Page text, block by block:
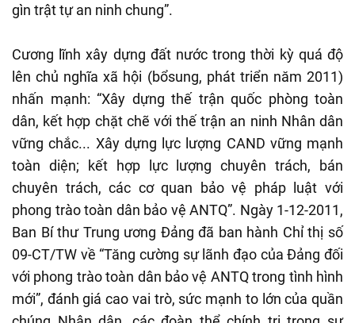
gìn trật tự an ninh chung”.
Cương lĩnh xây dựng đất nước trong thời kỳ quá độ
lên chủ nghĩa xã hội (bổsung, phát triển năm 2011)
nhấn mạnh: “Xây dựng thế trận quốc phòng toàn
dân, kết hợp chặt chẽ với thế trận an ninh Nhân dân
vững chắc... Xây dựng lực lượng CAND vững mạnh
toàn diện; kết hợp lực lượng chuyên trách, bán
chuyên trách, các cơ quan bảo vệ pháp luật với
phong trào toàn dân bảo vệ ANTQ”. Ngày 1-12-2011,
Ban Bí thư Trung ương Đảng đã ban hành Chỉ thị số
09-CT/TW về “Tăng cường sự lãnh đạo của Đảng đối
với phong trào toàn dân bảo vệ ANTQ trong tình hình
mới”, đánh giá cao vai trò, sức mạnh to lớn của quần